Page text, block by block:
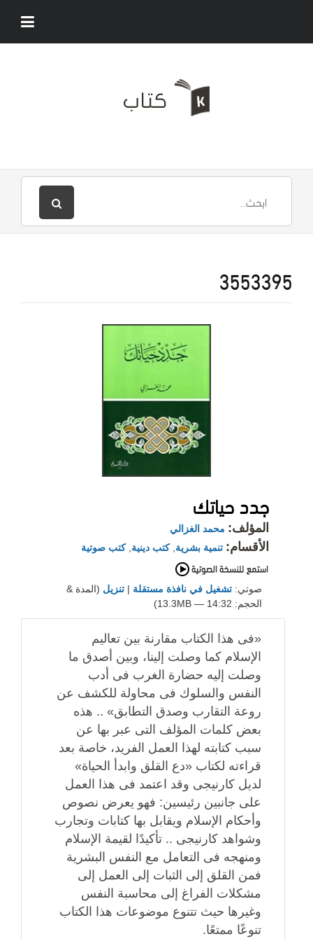
3553395
جدد حياتك
المؤلف: محمد الغزالي
الأقسام: تنمية بشرية,كتب دينية,كتب صوتية
صوتي: تشغيل في نافذة مستقلة | تنزيل (المدة &
الحجم: 14:32 — 13.3MB)
«فى هذا الكتاب مقارنة بين تعاليم
الإسلام كما وصلت إلينا، وبين أصدق ما
وصلت إليه حضارة الغرب فى أدب
النفس والسلوك فى محاولة للكشف عن
روعة التقارب وصدق التطابق» .. هذه
بعض كلمات المؤلف التى عبر بها عن
سبب كتابته لهذا العمل الفريد، خاصة بعد
قراءته لكتاب «دع القلق وابدأ الحياة»
لديل كارنيجى وقد اعتمد فى هذا العمل
على جانبين رئيسين: فهو يعرض نصوص
وأحكام الإسلام ويقابل بها كتابات وتجارب
وشواهد كارنيجى .. تأكيدًا لقيمة الإسلام
ومنهجه فى التعامل مع النفس البشرية
فمن القلق إلى الثبات إلى العمل إلى
مشكلات الفراغ إلى محاسبة النفس
وغيرها حيث تتنوع موضوعات هذا الكتاب
تنوعًا ممتعًا.